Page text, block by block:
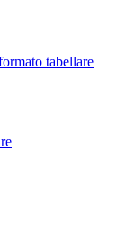
tabellare